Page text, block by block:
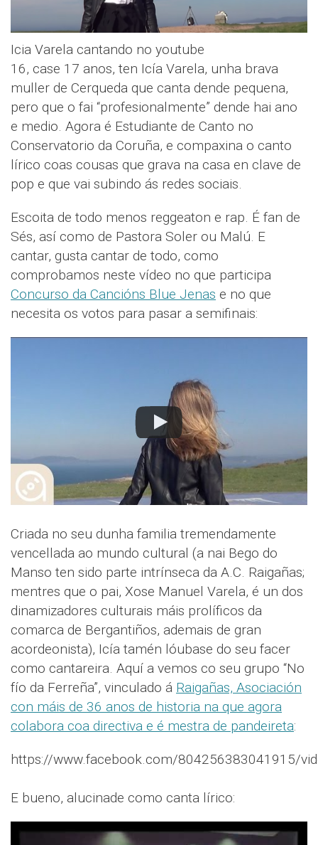
Icia Varela cantando no youtube
16, case 17 anos, ten Icía Varela, unha brava
muller de Cerqueda que canta dende pequena,
pero que o fai “profesionalmente” dende hai ano
e medio. Agora é Estudiante de Canto no
Conservatorio da Coruña, e compaxina o canto
lírico coas cousas que grava na casa en clave de
pop e que vai subindo ás redes sociais.
Escoita de todo menos reggeaton e rap. É fan de
Sés, así como de Pastora Soler ou Malú. E
cantar, gusta cantar de todo, como
comprobamos neste vídeo no que participa
Concurso da Cancións Blue Jenas e no que
necesita os votos para pasar a semifinais:
Criada no seu dunha familia tremendamente
vencellada ao mundo cultural (a nai Bego do
Manso ten sido parte intrínseca da A.C. Raigañas;
mentres que o pai, Xose Manuel Varela, é un dos
dinamizadores culturais máis prolíficos da
comarca de Bergantiños, ademais de gran
acordeonista), Icía tamén lóubase do seu facer
como cantareira. Aquí a vemos co seu grupo “No
fío da Ferreña”, vinculado á Raigañas, Asociación
con máis de 36 anos de historia na que agora
colabora coa directiva e é mestra de pandeireta:
https://www.facebook.com/804256383041915/
E bueno, alucinade como canta lírico: